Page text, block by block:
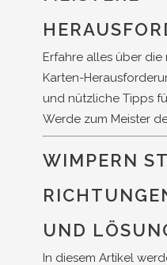
Erfahre alles über
Karten-
und nützliche Tipps
Werde zum Meister
WIMPERN
UND
In diesem Artikel